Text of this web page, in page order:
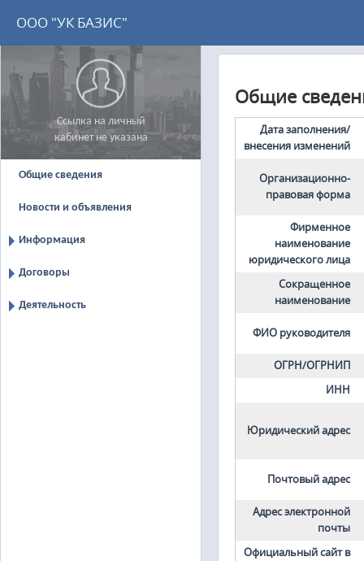
ООО "УК БАЗИС"
Ссылка на личный
кабинет не указана
Общие сведения
Новости и объявления
Информация
Договоры
Деятельность
Общие
Дата заполнения/
внесения изменений
Организационно-
правовая форма
Фирменное
наименование
юридического лица
Сокращенное
наименование
ФИО руководителя
ОГРН/ОГРНИП
ИНН
Юридический адрес
Почтовый адрес
Адрес электронной
почты
Официальный сайт в